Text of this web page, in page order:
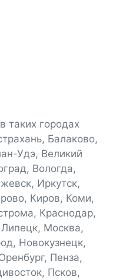
таких городах
Балаково,
Удэ, Великий
Вологда,
Иркутск,
Киров, Коми,
Краснодар,
Липецк, Москва,
Новокузнецк,
Пенза,
Псков,